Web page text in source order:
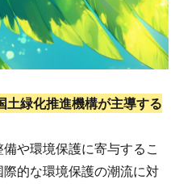
土緑化推進機構が主導する
や環境保護に寄与するこ
的な環境保護の潮流に対